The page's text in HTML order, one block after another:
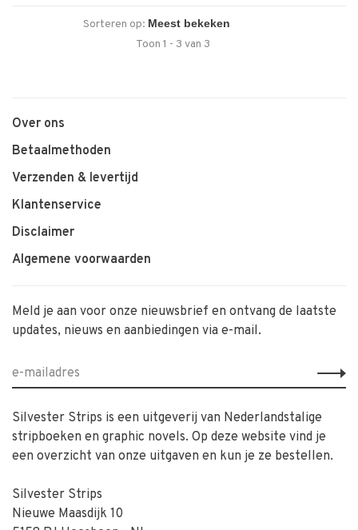
Sorteren op:
Toon 1 - 3 van 3
Over ons
Betaalmethoden
Verzenden & levertijd
Klantenservice
Disclaimer
Algemene voorwaarden
Meld je aan voor onze nieuwsbrief en ontvang de laatste
updates, nieuws en aanbiedingen via e-mail.
Silvester Strips is een uitgeverij van Nederlandstalige
stripboeken en graphic novels. Op deze website vind je
een overzicht van onze uitgaven en kun je ze bestellen.
Silvester Strips
Nieuwe Maasdijk 10